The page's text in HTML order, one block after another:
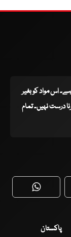
ہے۔ اس مواد کو بغیر
درست نہیں۔ تمام
پاکستان